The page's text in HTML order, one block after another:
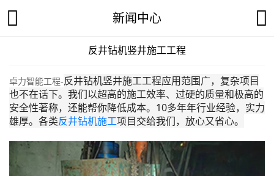
新闻中心
反井钻机竖井施工工程
卓力智能工程-反井钻机竖井施工工程应用范围广，复杂项目
也不在话下。我们以超高的施工效率、过硬的质量和极高的
安全性著称，还能帮你降低成本。10多年年行业经验，实力
雄厚。各类反井钻机施工项目交给我们，放心又省心。